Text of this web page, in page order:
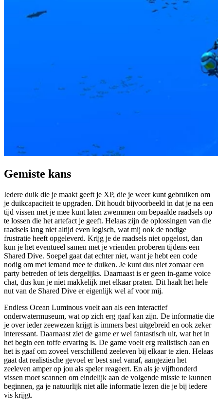
Gemiste kans
Iedere duik die je maakt geeft je XP, die je weer kunt gebruiken om
je duikcapaciteit te upgraden. Dit houdt bijvoorbeeld in dat je na een
tijd vissen met je mee kunt laten zwemmen om bepaalde raadsels op
te lossen die het artefact je geeft. Helaas zijn de oplossingen van die
raadsels lang niet altijd even logisch, wat mij ook de nodige
frustratie heeft opgeleverd. Krijg je de raadsels niet opgelost, dan
kun je het eventueel samen met je vrienden proberen tijdens een
Shared Dive. Soepel gaat dat echter niet, want je hebt een code
nodig om met iemand mee te duiken. Je kunt dus niet zomaar een
party betreden of iets dergelijks. Daarnaast is er geen in-game voice
chat, dus kun je niet makkelijk met elkaar praten. Dit haalt het hele
nut van de Shared Dive er eigenlijk wel af voor mij.
Endless Ocean Luminous voelt aan als een interactief
onderwatermuseum, wat op zich erg gaaf kan zijn. De informatie die
je over ieder zeewezen krijgt is immers best uitgebreid en ook zeker
interessant. Daarnaast ziet de game er wel fantastisch uit, wat het in
het begin een toffe ervaring is. De game voelt erg realistisch aan en
het is gaaf om zoveel verschillend zeeleven bij elkaar te zien. Helaas
gaat dat realistische gevoel er best snel vanaf, aangezien het
zeeleven amper op jou als speler reageert. En als je vijfhonderd
vissen moet scannen om eindelijk aan de volgende missie te kunnen
beginnen, ga je natuurlijk niet alle informatie lezen die je bij iedere
vis krijgt.